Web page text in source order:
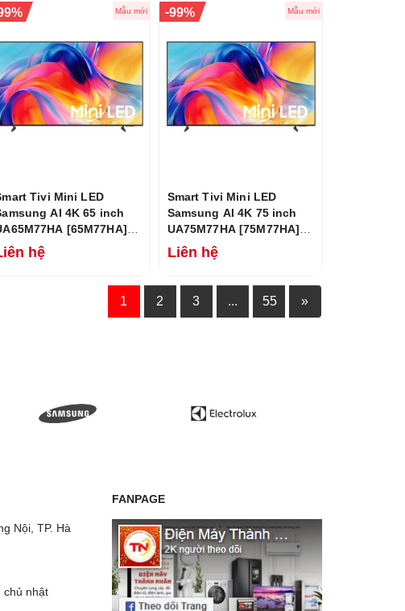
Mẫu mới
Tivi Mini LED
AI 4K 65 inch
[65M77HA]
2026
hệ
-99% Mẫu mới
Smart Tivi Mini LED
Samsung AI 4K 75 inch
UA75M77HA [75M77HA]
Mới 2026
Liên hệ
1 2 3 ... 55 »
Nội, TP. Hà
chủ nhật
FANPAGE